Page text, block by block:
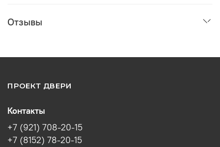
Отзывы
ПРОЕКТ ДВЕРИ
Контакты
+7 (921) 708-20-15
+7 (8152) 78-20-15